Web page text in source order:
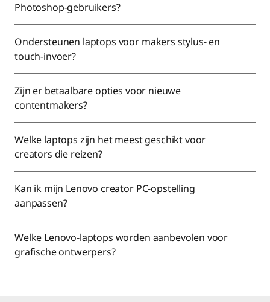
Photoshop-gebruikers?
Ondersteunen laptops voor makers stylus- en
touch-invoer?
Zijn er betaalbare opties voor nieuwe
contentmakers?
Welke laptops zijn het meest geschikt voor
creators die reizen?
Kan ik mijn Lenovo creator PC-opstelling
aanpassen?
Welke Lenovo-laptops worden aanbevolen voor
grafische ontwerpers?